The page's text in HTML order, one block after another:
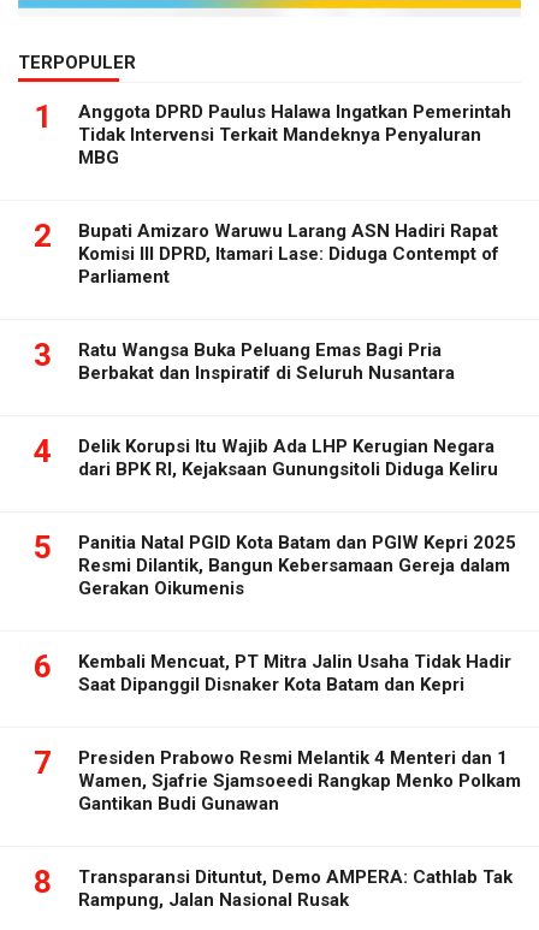
TERPOPULER
1
Anggota DPRD Paulus Halawa Ingatkan Pemerintah
Tidak Intervensi Terkait Mandeknya Penyaluran
MBG
2
Bupati Amizaro Waruwu Larang ASN Hadiri Rapat
Komisi III DPRD, Itamari Lase: Diduga Contempt of
Parliament
3
Ratu Wangsa Buka Peluang Emas Bagi Pria
Berbakat dan Inspiratif di Seluruh Nusantara
4
Delik Korupsi Itu Wajib Ada LHP Kerugian Negara
dari BPK RI, Kejaksaan Gunungsitoli Diduga Keliru
5
Panitia Natal PGID Kota Batam dan PGIW Kepri 2025
Resmi Dilantik, Bangun Kebersamaan Gereja dalam
Gerakan Oikumenis
6
Kembali Mencuat, PT Mitra Jalin Usaha Tidak Hadir
Saat Dipanggil Disnaker Kota Batam dan Kepri
7
Presiden Prabowo Resmi Melantik 4 Menteri dan 1
Wamen, Sjafrie Sjamsoeedi Rangkap Menko Polkam
Gantikan Budi Gunawan
8
Transparansi Dituntut, Demo AMPERA: Cathlab Tak
Rampung, Jalan Nasional Rusak